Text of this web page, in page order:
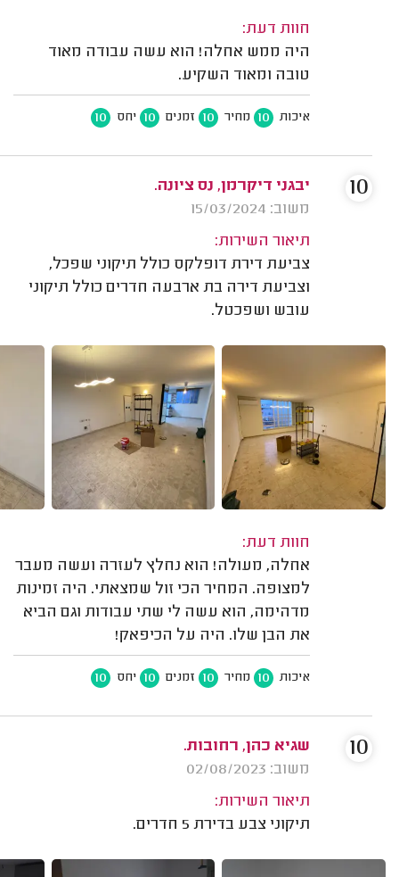
חוות דעת:
היה ממש אחלה! הוא עשה עבודה מאוד
טובה ומאוד השקיע.
איכות 10 מחיר 10 זמנים 10 יחס 10
יבגני דיקרמן, נס ציונה.
משוב: 15/03/2024
תיאור השירות:
צביעת דירת דופלקס כולל תיקוני שפכל,
וצביעת דירה בת ארבעה חדרים כולל תיקוני
עובש ושפכטל.
חוות דעת:
אחלה, מעולה! הוא נחלץ לעזרה ועשה מעבר
למצופה. המחיר הכי זול שמצאתי. היה זמינות
מדהימה, הוא עשה לי שתי עבודות וגם הביא
את הבן שלו. היה על הכיפאק!
איכות 10 מחיר 10 זמנים 10 יחס 10
10
שגיא כהן, רחובות.
משוב: 02/08/2023
תיאור השירות:
תיקוני צבע בדירת 5 חדרים.
10